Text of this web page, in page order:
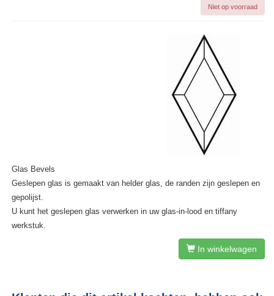
Niet op voorraad
Glas Bevels
Geslepen glas is gemaakt van helder glas, de randen zijn geslepen en
gepolijst.
U kunt het geslepen glas verwerken in uw glas-in-lood en tiffany
werkstuk.
In winkelwagen